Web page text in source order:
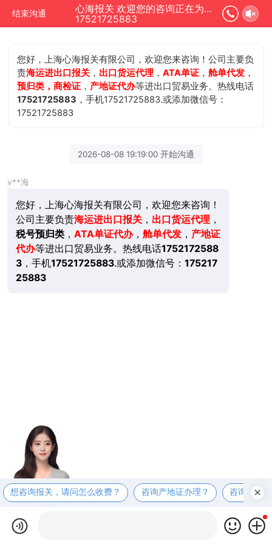
结束沟通
心海报关 欢迎您的咨询正在为您服务
17521725883
您好，上海心海报关有限公司，欢迎您来咨询！公司主要负
责海运进出口报关 ， 出口货运代理 ，ATA单证 ，舱单代发 ，
预归类，商检证 ， 产地证代办等进出口贸易业务。热线电话
17521725883 ，手机17521725883.或添加微信号：
17521725883
2026-08-08 19:19:00 开始沟通
v**海
您好，上海心海报关有限公司，欢迎您来咨询！
公司主要负责海运进出口报关， 出口货运代理 ，
税号预归类， ATA单证代办， 舱单代发， 产地证
代办等进出口贸易业务。热线电话1752172588
3，手机17521725883.或添加微信号： 175217
25883
想咨询报关，请问怎么收费？ 咨询产地证办理？ 咨询商检